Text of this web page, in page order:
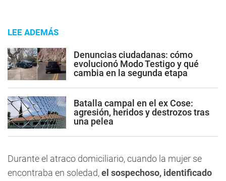
LEE ADEMÁS
Denuncias ciudadanas: cómo
evolucionó Modo Testigo y qué
cambia en la segunda etapa
Batalla campal en el ex Cose:
agresión, heridos y destrozos tras
una pelea
Durante el atraco domiciliario, cuando la mujer se
encontraba en soledad,el sospechoso, identificado